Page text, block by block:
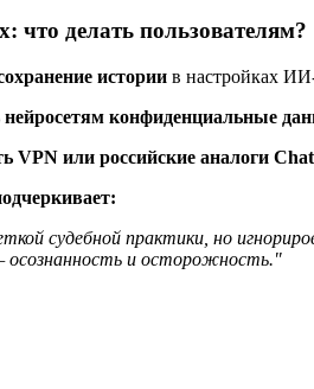
что делать пользователям?
истории в настройках
нейросетям конфиденциальные
VPN или российские аналоги
судебной практики, но
осознанность и осторожность."